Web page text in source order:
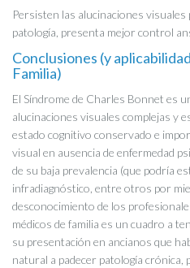
Persisten las alucinaciones
patología, presenta mejor control
Conclusiones (y
Familia)
El Síndrome de Charles Bonnet es
alucinaciones visuales complejas y
estado cognitivo conservado e
visual en ausencia de enfermedad
de su baja prevalencia (que podría
infradiagnóstico, entre otros por
desconocimiento de los
médicos de familia es un cuadro a
su presentación en ancianos que
natural a padecer patología crónica,